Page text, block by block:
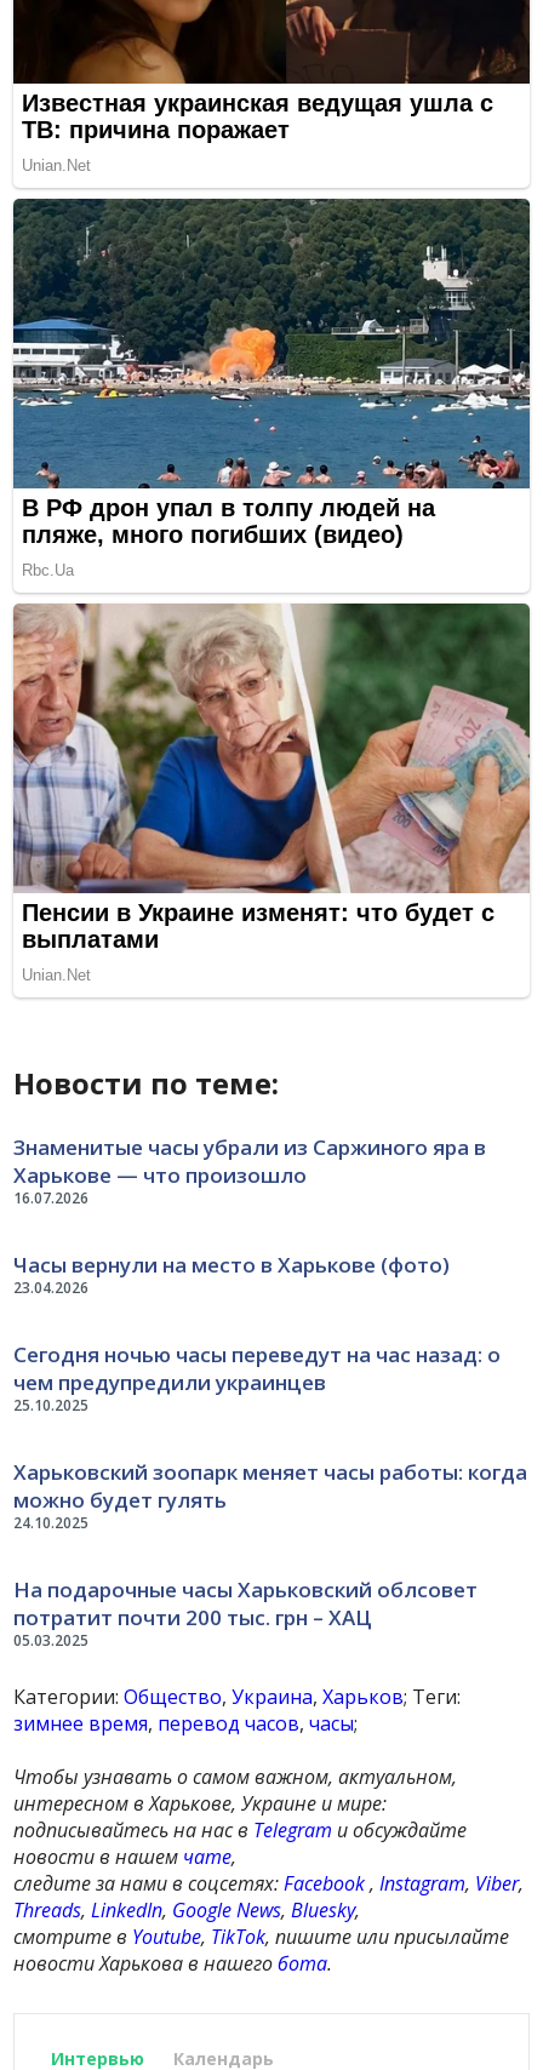
Новости по теме:
16.07.2026
Знаменитые часы убрали из Саржиного яра в
Харькове — что произошло
23.04.2026
Часы вернули на место в Харькове (фото)
25.10.2025
Сегодня ночью часы переведут на час назад: о
чем предупредили украинцев
24.10.2025
Харьковский зоопарк меняет часы работы: когда
можно будет гулять
05.03.2025
На подарочные часы Харьковский облсовет
потратит почти 200 тыс. грн – ХАЦ
Категории:Общество,Украина,Харьков; Теги:
зимнее время, перевод часов,часы;
Чтобы узнавать о самом важном, актуальном,
интересном в Харькове, Украине и мире:
подписывайтесь на нас в Telegram и обсуждайте
новости в нашем чате,
следите за нами в соцсетях:Facebook,Instagram, Viber,
Threads,LinkedIn, Google News,Bluesky,
смотрите в Youtube, TikTok, пишите или присылайте
новости Харькова в нашегобота.
Интервью Календарь